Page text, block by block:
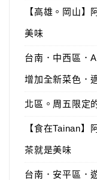
【高雄。岡山
美味
台南．中西區．
增加全新菜色．
北區。周五限定
【食在Tainan
茶就是美味
台南．安平區．